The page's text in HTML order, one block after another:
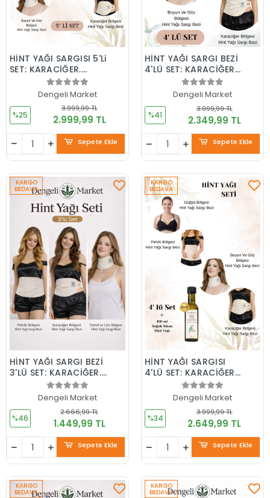
HİNT YAĞI SARGISI 5'Li
SET: KARACİĞER,
PELVİK, BOYUN/GÖZ,
SAÇ VE GÖĞÜS
BÖLGESİ SARGI BEZİ
Dengeli Market
%25
3.999,99 TL
2.999,99 TL
Sepete Ekle
HİNT YAĞI SARGI BEZİ
4'LÜ SET: KARACİĞER,
PELVİK, BOYUN/GÖZ
VE GÖĞÜS SARGI BEZİ,
Pamuklu, Ergonomik
Dengeli Market
%41
3.999,99 TL
2.349,99 TL
Sepete Ekle
HİNT YAĞI SARGI BEZİ
3'LÜ SET: KARACİĞER,
PELVİK ve
BOYUN/GÖZ SARGI
BEZİ, Pamuklu, Çoklu
Kullanım
Dengeli Market
%46
2.666,99 TL
1.449,99 TL
KARGO
BEDAVA
Sepete Ekle
HİNT YAĞI SARGISI
4'LÜ SET: KARACİĞER,
PELVİK, BOYUN/GÖZ
VE GÖĞÜS BÖLGESİ
SARGI BEZİ+100 Ml
HEXANSIZ HİNT YAĞI
Dengeli Market
%34
3.999,99 TL
2.649,99 TL
KARGO
BEDAVA
Sepete Ekle
KARGO
BEDAVA
KARGO
BEDAVA